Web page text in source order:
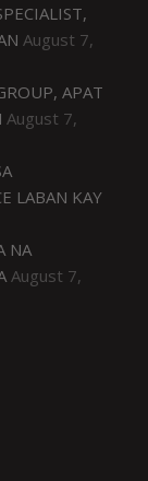
August 7,
APAT
August 7,
LABAN KAY
NA
August 7,